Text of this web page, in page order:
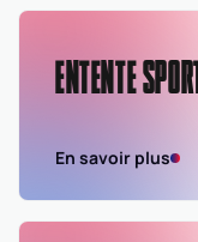
ENTENTE
En savoir plus